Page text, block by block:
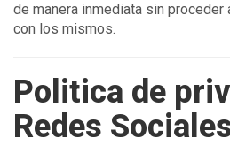
de manera inmediata sin proceder
con los mismos.
Politica de
Redes